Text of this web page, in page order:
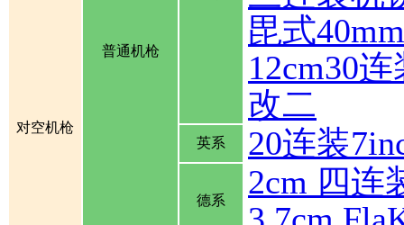
对空机枪
普通机枪
毘式
12cm30
改二
英系 20连装
德系
2cm 四连